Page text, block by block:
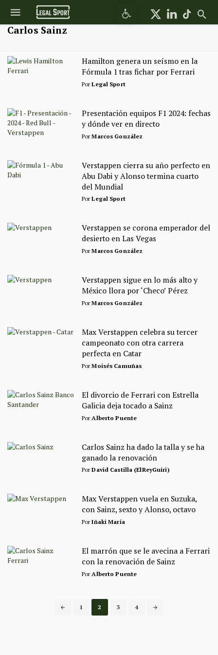
Abrir barra de herramientas
Carlos Sainz
Hamilton genera un seísmo en la
Fórmula 1 tras fichar por Ferrari
PorLegal Sport
Presentación equipos F1 2024: fechas
y dónde ver en directo
PorMarcos González
Verstappen cierra su año perfecto en
Abu Dabi y Alonso termina cuarto
del Mundial
PorLegal Sport
Verstappen se corona emperador del
desierto en Las Vegas
PorMarcos González
Verstappen sigue en lo más alto y
México llora por ‘Checo’ Pérez
PorMarcos González
Max Verstappen celebra su tercer
campeonato con otra carrera
perfecta en Catar
PorMoisés Camuñas
El divorcio de Ferrari con Estrella
Galicia deja tocado a Sainz
Por Alberto Puente
Carlos Sainz ha dado la talla y se ha
ganado la renovación
PorDavid Castilla (ElReyGuiri)
Max Verstappen vuela en Suzuka,
con Sainz, sexto y Alonso, octavo
PorIñaki María
El marrón que se le avecina a Ferrari
con la renovación de Sainz
Por Alberto Puente
1 2 3 4